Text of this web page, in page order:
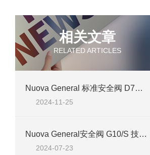
相关文章
RELATED ARTICLES
Nuova General 标准安全阀 D7：北京汉达森经销产品技术深度剖析
2024-11-25
Nuova General安全阀 G10/S 技术介绍及应用指南
2024-07-23